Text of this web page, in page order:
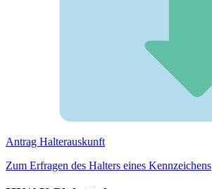
Antrag Halterauskunft
Zum Erfragen des Halters eines Kennzeichens